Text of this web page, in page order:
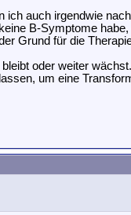
auch irgendwie
B-Symptome
Grund für die
oder weiter
um eine